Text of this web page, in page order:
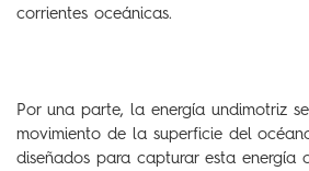
corrientes oceánicas.
Por una parte, la energía undimotriz
movimiento de la superficie del
diseñados para capturar esta energía